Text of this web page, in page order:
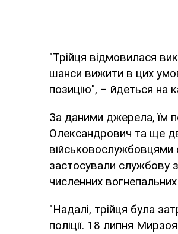
"Трійця відмовилася
шанси вижити в цих
позицію", – йдеться на
За даними джерела, їм
Олександрович та ще
військовослужбовцями
застосували службову
численних
"Надалі, трійця була
поліції. 18 липня